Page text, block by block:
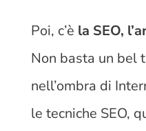
Poi, c’è la SEO,
Non basta un bel
nell’ombra di
le tecniche SEO,